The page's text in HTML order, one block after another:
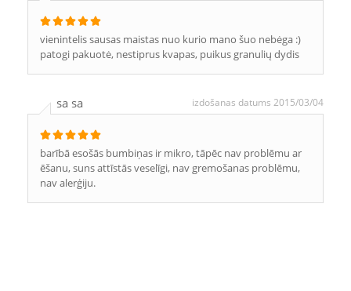
vienintelis sausas maistas nuo kurio mano šuo nebėga :)
patogi pakuotė, nestiprus kvapas, puikus granulių dydis
sa sa izdošanas datums 2015/03/04
barībā esošās bumbiņas ir mikro, tāpēc nav problēmu ar
ēšanu, suns attīstās veselīgi, nav gremošanas problēmu,
nav alerģiju.